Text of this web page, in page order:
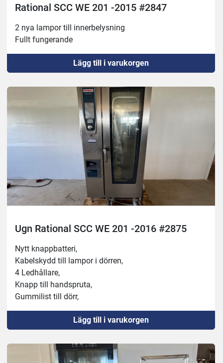
Rational SCC WE 201 -2015 #2847
2 nya lampor till innerbelysning
Fullt fungerande
Lägg till i varukorgen
Ugn Rational SCC WE 201 -2016 #2875
Nytt knappbatteri,
Kabelskydd till lampor i dörren,
4 Ledhållare,
Knapp till handspruta,
Gummilist till dörr,
Gummitätning mot vagn,
Nytt SD-kort
Lägg till i varukorgen